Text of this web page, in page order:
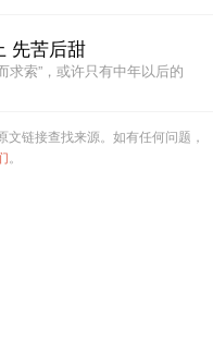
先苦后甜
求索”，或许只有中年以后的
链接查找来源。如有任何问题，